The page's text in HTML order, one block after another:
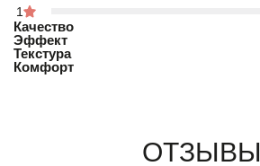
1
Качество
Эффект
Текстура
Комфорт
Отзывы